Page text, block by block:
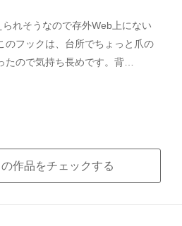
れそうなので存外Web上にない
のフックは、台所でちょっと爪の
たので気持ち長めです。背…
作品をチェックする